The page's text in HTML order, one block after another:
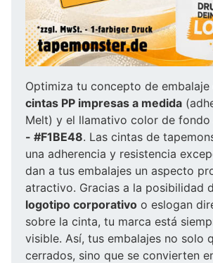
Optimiza tu concepto de embalaje
cintas PP impresas a medida
Melt) y el llamativo color de fondo
- #F1BE48. Las cintas de
una adherencia y resistencia
dan a tus embalajes un aspecto
atractivo. Gracias a la posibilidad
logotipo corporativo o eslogan
sobre la cinta, tu marca está
visible. Así, tus embalajes no solo
cerrados, sino que se convierten